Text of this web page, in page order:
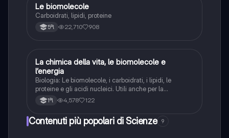
Scienze
Le biomolecole
Carboidrati, lipidi, proteine
5ªl 22,710 908
Scienze
La chimica della vita, le biomolecole e
l’energia
Biologia: Le biomolecole, i carboidrati, i lipidi, le
proteine e gli acidi nucleici. Utili anche per la
preparazione ai test università come il TOLC MED e
TOLC VET.
1ªl 4,578 122
Contenuti più popolari di Scienze 9